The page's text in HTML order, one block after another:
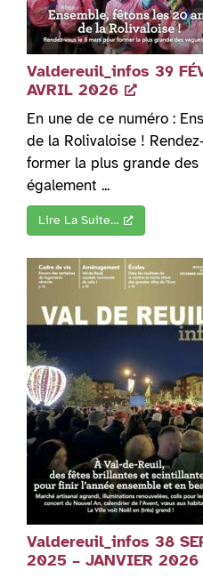
Valdereuil_infos 39
AVRIL 2026
En une de ce numéro :
de la Rolivaloise !
former la plus grande
également ...
Lire La Suite…
Valdereuil_infos 38
2025 – JANVIER 2026